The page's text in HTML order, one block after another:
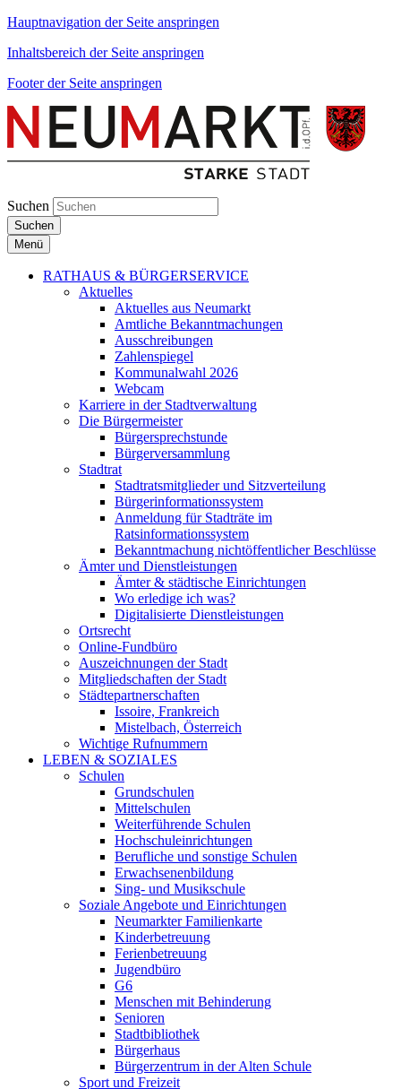
Hauptnavigation der Seite anspringen
Inhaltsbereich der Seite anspringen
Footer der Seite anspringen
Suchen
Suchen
Menü
RATHAUS & BÜRGERSERVICE
Aktuelles
Aktuelles aus Neumarkt
Amtliche Bekanntmachungen
Ausschreibungen
Zahlenspiegel
Kommunalwahl 2026
Webcam
Karriere in der Stadtverwaltung
Die Bürgermeister
Bürgersprechstunde
Bürgerversammlung
Stadtrat
Stadtratsmitglieder und Sitzverteilung
Bürgerinformationssystem
Anmeldung für Stadträte im
Ratsinformationssystem
Bekanntmachung nichtöffentlicher Beschlüsse
Ämter und Dienstleistungen
Ämter & städtische Einrichtungen
Wo erledige ich was?
Digitalisierte Dienstleistungen
Ortsrecht
Online-Fundbüro
Auszeichnungen der Stadt
Mitgliedschaften der Stadt
Städtepartnerschaften
Issoire, Frankreich
Mistelbach, Österreich
Wichtige Rufnummern
LEBEN & SOZIALES
Schulen
Grundschulen
Mittelschulen
Weiterführende Schulen
Hochschuleinrichtungen
Berufliche und sonstige Schulen
Erwachsenenbildung
Sing- und Musikschule
Soziale Angebote und Einrichtungen
Neumarkter Familienkarte
Kinderbetreuung
Ferienbetreuung
Jugendbüro
G6
Menschen mit Behinderung
Senioren
Stadtbibliothek
Bürgerhaus
Bürgerzentrum in der Alten Schule
Sport und Freizeit